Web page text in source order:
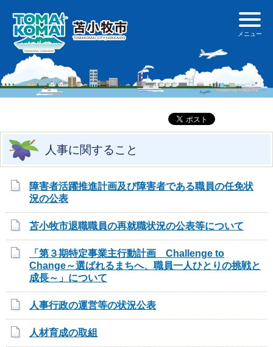
人事に関すること
障害者活躍推進計画及び障害者である職員の任免状
況の公表
苫小牧市退職職員の再就職状況の公表等について
「第３期特定事業主行動計画 Challenge to
Change～選ばれるまちへ、職員一人ひとりの挑戦と
成長～」について
人事行政の運営等の状況公表
人材育成の取組